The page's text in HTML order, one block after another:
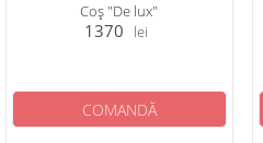
Coș "De lux"
1370 lei
COMANDĂ